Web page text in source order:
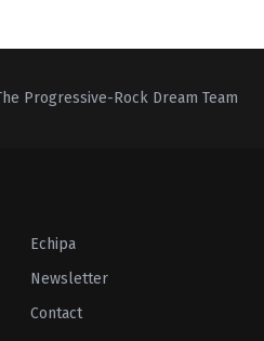
Progressive-Rock Dream Team
Echipa
Newsletter
Contact